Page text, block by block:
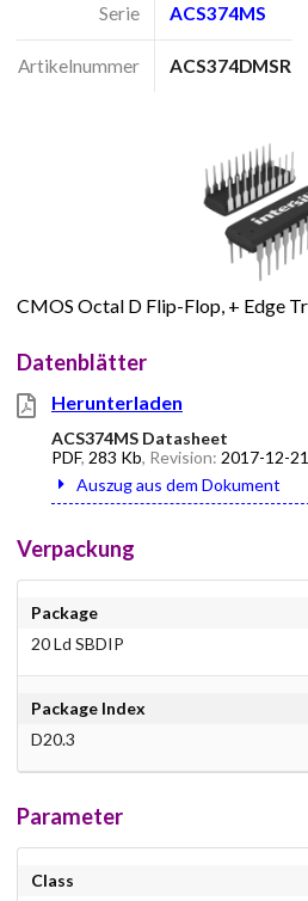
Serie ACS374MS
Artikelnummer ACS374DMSR
CMOS Octal D Flip-Flop, + Edge
Datenblätter
Herunterladen
ACS374MS Datasheet
PDF, 283 Kb, Revision: 2017-12-21
Auszug aus dem Dokument
Verpackung
Package
20 Ld SBDIP
Package Index
D20.3
Parameter
Class